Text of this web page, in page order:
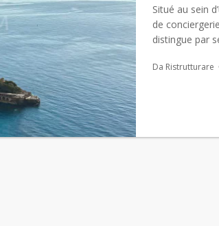
Situé au sein
de
distingue par
Da Ristrutturare